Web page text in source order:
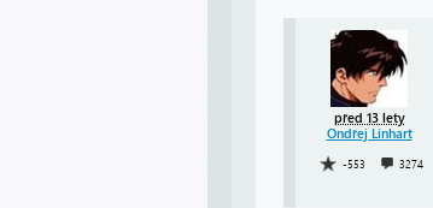
před 13 lety
Ondřej Linhart
-553 3274